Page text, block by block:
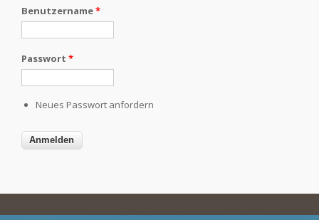
Benutzername*
Passwort *
Neues Passwort anfordern